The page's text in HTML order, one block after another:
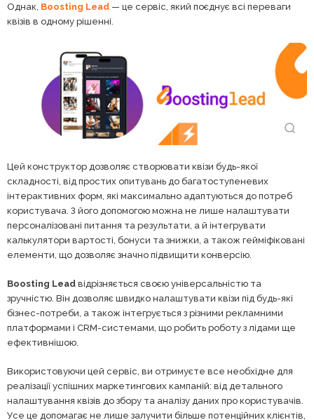
Однак, Boosting Lead — це сервіс, який поєднує всі переваги
квізів в одному рішенні.
Цей конструктор дозволяє створювати квізи будь-якої
складності, від простих опитувань до багатоступеневих
інтерактивних форм, які максимально адаптуються до потреб
користувача. З його допомогою можна не лише налаштувати
персоналізовані питання та результати, а й інтегрувати
калькулятори вартості, бонуси та знижки, а також гейміфіковані
елементи, що дозволяє значно підвищити конверсію.
Boosting Lead відрізняється своєю універсальністю та
зручністю. Він дозволяє швидко налаштувати квізи під будь-які
бізнес-потреби, а також інтегрується з різними рекламними
платформами і CRM-системами, що робить роботу з лідами ще
ефективнішою.
Використовуючи цей сервіс, ви отримуєте все необхідне для
реалізації успішних маркетингових кампаній: від детального
налаштування квізів до збору та аналізу даних про користувачів.
Усе це допомагає не лише залучити більше потенційних клієнтів,